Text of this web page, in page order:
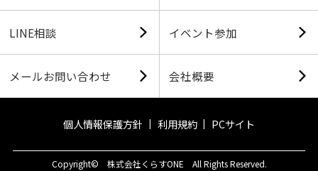
LINE相談 イベント参加
メールお問い合わせ 会社概要
個人情報保護方針 利用規約 PCサイト
Copyright© 株式会社くらすONE All Rights Reserved.